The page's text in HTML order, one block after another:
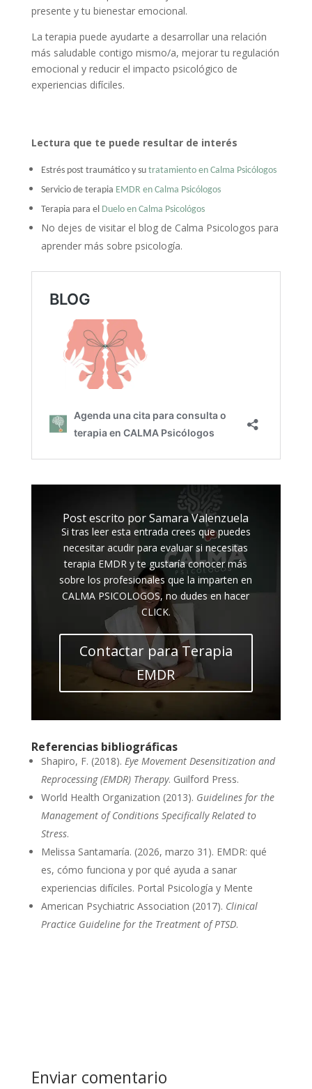
presente y tu bienestar emocional.
La terapia puede ayudarte a desarrollar una relación
más saludable contigo mismo/a, mejorar tu regulación
emocional y reducir el impacto psicológico de
experiencias difíciles.
Lectura que te puede resultar de interés
Estrés post traumático y su tratamiento en Calma Psicólogos
Servicio de terapia EMDR en Calma Psicólogos
Terapia para el Duelo en Calma Psicológos
No dejes de visitar el blog de Calma Psicologos para
aprender más sobre psicología.
Post escrito por Samara Valenzuela
Si tras leer esta entrada crees que puedes
necesitar acudir para evaluar si necesitas
terapia EMDR y te gustaría conocer más
sobre los profesionales que la imparten en
CALMA PSICOLOGOS, no dudes en hacer
CLICK.
Contactar para Terapia
EMDR
Referencias bibliográficas
Shapiro, F. (2018). Eye Movement Desensitization and
Reprocessing (EMDR) Therapy. Guilford Press.
World Health Organization (2013). Guidelines for the
Management of Conditions Specifically Related to
Stress.
Melissa Santamaría. (2026, marzo 31 ). EMDR: qué
es, cómo funciona y por qué ayuda a sanar
experiencias difíciles. Portal Psicología y Mente
American Psychiatric Association (2017). Clinical
Practice Guideline for the Treatment of PTSD.
Enviar comentario